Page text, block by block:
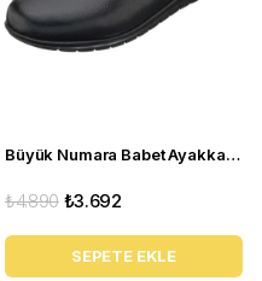
Büyük Numara Babet Ayakkabı 18545 Siyah
₺3.692
₺4.890
SEPETE EKLE